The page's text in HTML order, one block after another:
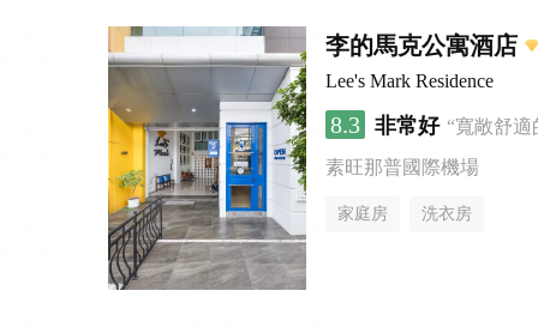
李的馬克公寓酒店
Lee's Mark Residence
8.3 非常好 “寬敞舒
素旺那普國際機場
家庭房 洗衣房